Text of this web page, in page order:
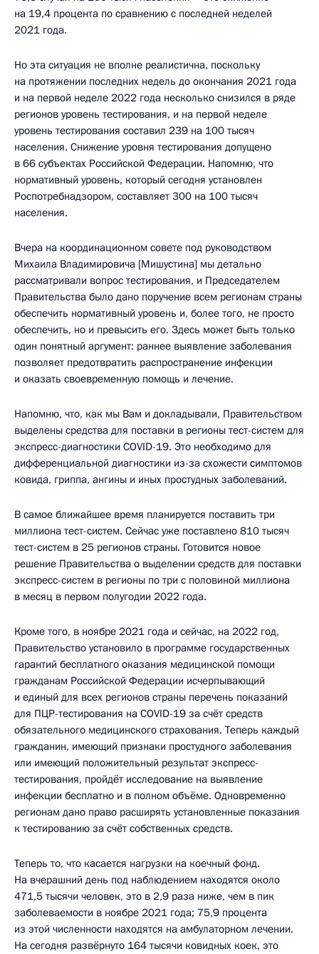
на 19,4 процента по сравнению с последней неделей
2021 года.
Но эта ситуация не вполне реалистична, поскольку
на протяжении последних недель до окончания 2021 года
и на первой неделе 2022 года несколько снизился в ряде
регионов уровень тестирования, и на первой неделе
уровень тестирования составил 239 на 100 тысяч
населения. Снижение уровня тестирования допущено
в 66 субъектах Российской Федерации. Напомню, что
нормативный уровень, который сегодня установлен
Роспотребнадзором, составляет 300 на 100 тысяч
населения.
Вчера на координационном совете под руководством
Михаила Владимировича [Мишустина] мы детально
рассматривали вопрос тестирования, и Председателем
Правительства было дано поручение всем регионам страны
обеспечить нормативный уровень и, более того, не просто
обеспечить, но и превысить его. Здесь может быть только
один понятный аргумент: раннее выявление заболевания
позволяет предотвратить распространение инфекции
и оказать своевременную помощь и лечение.
Напомню, что, как мы Вам и докладывали, Правительством
выделены средства для поставки в регионы тест-систем для
экспресс-диагностики COVID-19. Это необходимо для
дифференциальной диагностики из-за схожести симптомов
ковида, гриппа, ангины и иных простудных заболеваний.
В самое ближайшее время планируется поставить три
миллиона тест-систем. Сейчас уже поставлено 810 тысяч
тест-систем в 25 регионов страны. Готовится новое
решение Правительства о выделении средств для поставки
экспресс-систем в регионы по три с половиной миллиона
в месяц в первом полугодии 2022 года.
Кроме того, в ноябре 2021 года и сейчас, на 2022 год,
Правительство установило в программе государственных
гарантий бесплатного оказания медицинской помощи
гражданам Российской Федерации исчерпывающий
и единый для всех регионов страны перечень показаний
для ПЦР-тестирования на COVID-19 за счёт средств
обязательного медицинского страхования. Теперь каждый
гражданин, имеющий признаки простудного заболевания
или имеющий положительный результат экспресс-
тестирования, пройдёт исследование на выявление
инфекции бесплатно и в полном объёме. Одновременно
регионам дано право расширять установленные показания
к тестированию за счёт собственных средств.
Теперь то, что касается нагрузки на коечный фонд.
На вчерашний день под наблюдением находятся около
471,5 тысячи человек, это в 2,9 раза ниже, чем в пик
заболеваемости в ноябре 2021 года; 75,9 процента
из этой численности находятся на амбулаторном лечении.
На сегодня развёрнуто 164 тысячи ковидных коек, это